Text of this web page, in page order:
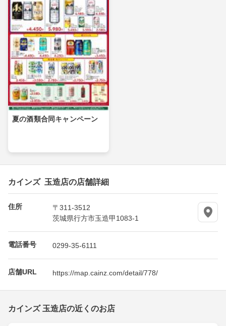
夏の酒類合同キャンペーン
カインズ 玉造店の店舗詳細
住所
〒311-3512
茨城県行方市玉造甲1083-1
電話番号 0299-35-6111
店舗URL https://map.cainz.com/detail/778/
カインズ 玉造店の近くのお店